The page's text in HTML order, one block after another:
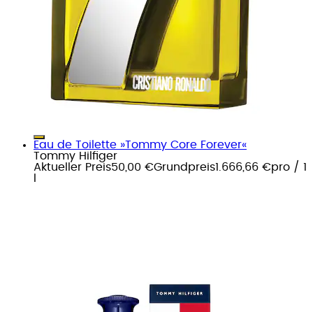
Eau de Toilette »Tommy Core Forever«
Tommy Hilfiger
Aktueller Preis50,00 €Grundpreis1.666,66 €pro / 1